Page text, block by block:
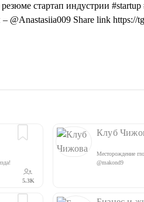
стартап индустрии
@Anastasiia009 Share link https://
5.3K
Клуб
Месторождение
@makond9